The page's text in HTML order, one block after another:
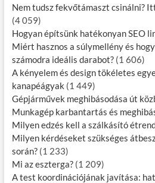
Nem tudsz fekvőtámaszt csinálni?
(4 059)
Hogyan építsünk hatékonyan SEO
Miért hasznos a súlymellény és
számodra ideális darabot? (1 606)
A kényelem és design tökéletes
kanapéágyak (1 449)
Gépjárművek meghibásodása út
Munkagép karbantartás és
Milyen edzés kell a szálkásító
Milyen kérdéseket szükséges
során? (1 233)
Mi az eszterga? (1 209)
A test koordinációjának javítása: